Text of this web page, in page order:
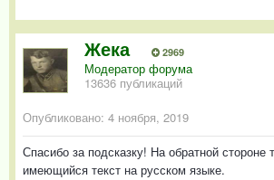
Жека 2969
Модератор форума
13636 публикаций
Опубликовано: 4 ноября, 2019
Спасибо за подсказку! На обратной стороне
имеющийся текст на русском языке.